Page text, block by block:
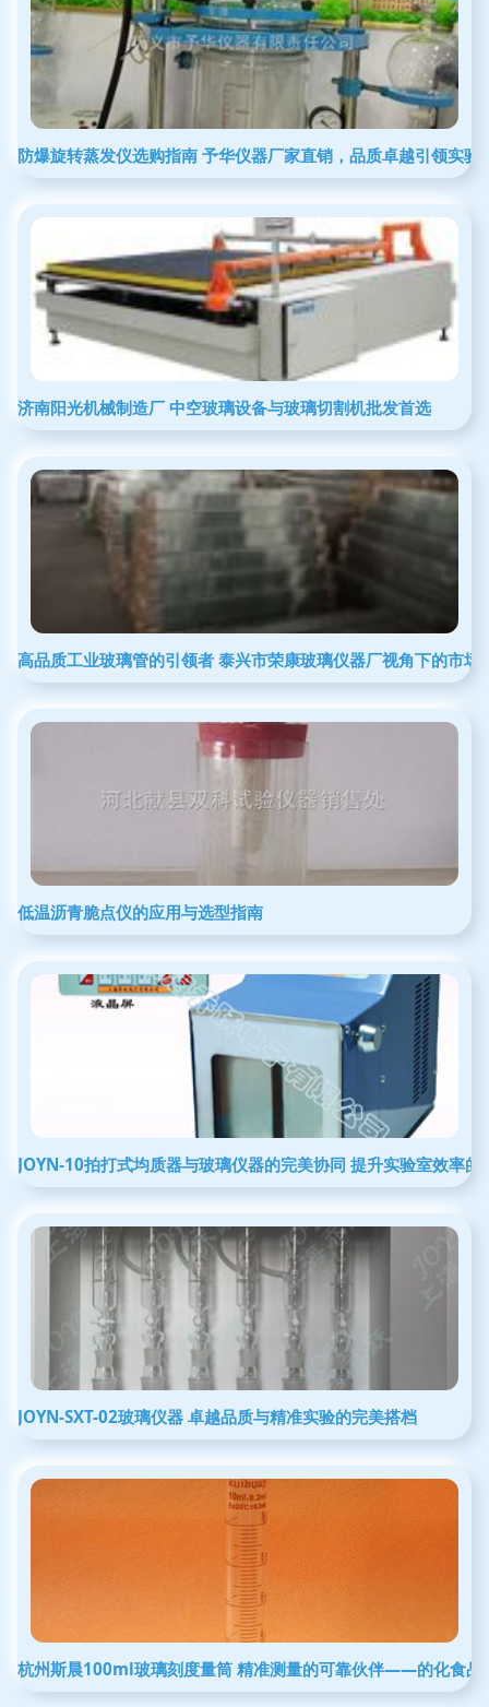
防爆旋转蒸发仪选购指南 予华仪器厂家直销，品质卓越引领实验
济南阳光机械制造厂 中空玻璃设备与玻璃切割机批发首选
高品质工业玻璃管的引领者 泰兴市荣康玻璃仪器厂视角下的市场
低温沥青脆点仪的应用与选型指南
JOYN-10拍打式均质器与玻璃仪器的完美协同 提升实验室效率的
JOYN-SXT-02玻璃仪器 卓越品质与精准实验的完美搭档
杭州斯晨100ml玻璃刻度量筒 精准测量的可靠伙伴——的化食品